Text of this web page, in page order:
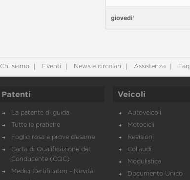
giovedi'
Chi siamo Eventi News e circolari Assistenza Faq
Patenti
La patente di guida
Tutte le pratiche
Foglio rosa e prove d’esame
Carta di Qualificazione del
Conducente (CQC)
Medici Certificatori - Novità
Veicoli
Autoveicoli
Motocicli
Revisioni
Collaudi
Modulistica
Documento Unico